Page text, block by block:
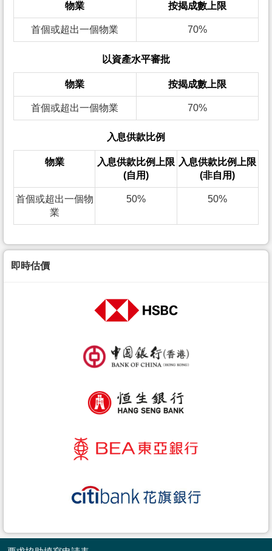
物業 按揭成數上限
首個或超出一個物業 70%
以資產水平審批
物業 按揭成數上限
首個或超出一個物業 70%
入息供款比例
物業
入息供款比例上限
(自用)
入息供款比例上限
(非自用)
首個或超出一個物
業
50% 50%
即時估價